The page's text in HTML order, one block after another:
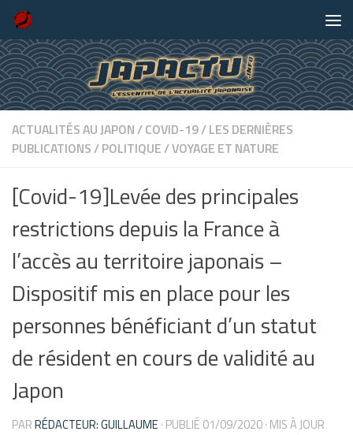
Skip to content
ACTUALITÉS AU JAPON/COVID-19/LES DERNIÈRES
PUBLICATIONS/POLITIQUE/VOYAGE ET NATURE
[Covid-19]Levée des principales
restrictions depuis la France à
l’accès au territoire japonais –
Dispositif mis en place pour les
personnes bénéficiant d’un statut
de résident en cours de validité au
Japon
PARRÉDACTEUR: GUILLAUME · PUBLIÉ 01/09/2020· MIS À JOUR